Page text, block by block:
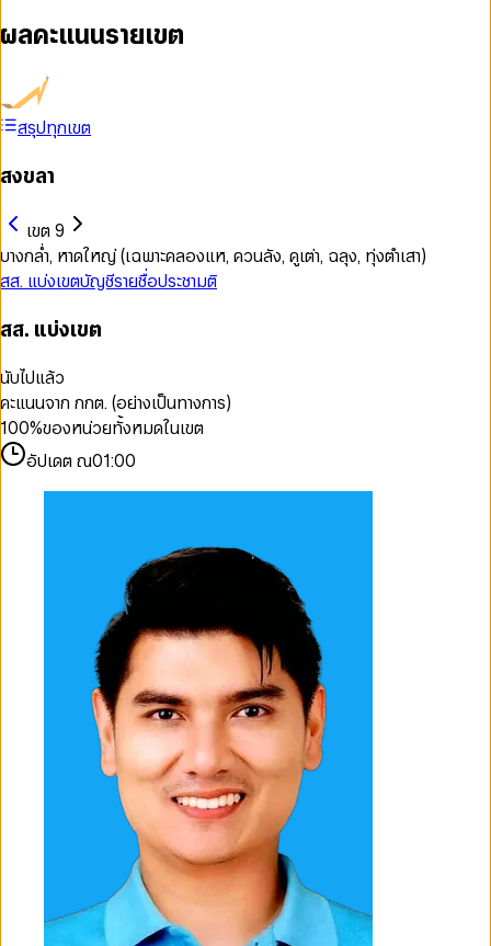
ผลคะแนนรายเขต
สรุปทุกเขต
สงขลา
เขต 9
บางกล่ำ, หาดใหญ่ (เฉพาะคลองแห, ควนลัง, คูเต่า, ฉลุง, ทุ่งตำเสา)
สส. แบ่งเขตบัญชีรายชื่อประชามติ
สส. แบ่งเขต
นับไปแล้ว
คะแนนจาก กกต. (อย่างเป็นทางการ)
100%ของหน่วยทั้งหมดในเขต
อัปเดต ณ01:00